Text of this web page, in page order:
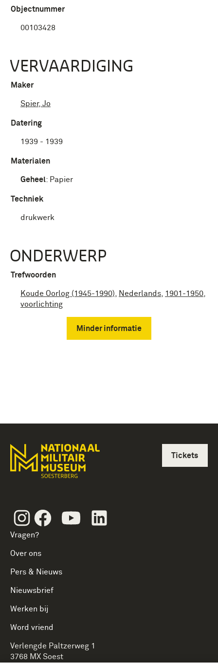
Objectnummer
00103428
VERVAARDIGING
Maker
Spier, Jo
Datering
1939 - 1939
Materialen
Geheel: Papier
Techniek
drukwerk
ONDERWERP
Trefwoorden
Koude Oorlog (1945-1990) Nederlands 1901-1950
voorlichting
Minder informatie
InstagramFacebookYoutube
Vragen?
Over ons
Pers & Nieuws
Nieuwsbrief
Werken bij
Word vriend
Tickets
Verlengde Paltzerweg 1
3768 MX Soest